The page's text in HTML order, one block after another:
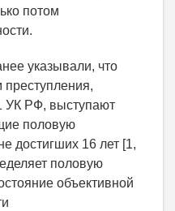
потом
указывали, что
УК РФ, выступают
половую
достигших 16 лет [1,
половую
объективной